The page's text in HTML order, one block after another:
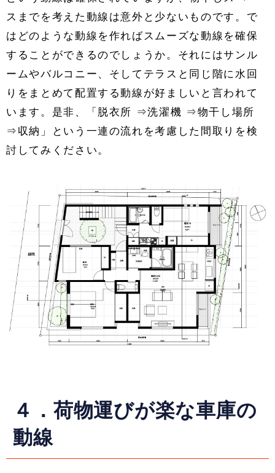
スまでを考えた動線は意外と少ないものです。で
はどのような動線を作ればスムーズな動線を確保
することができるのでしょうか。それにはサンル
ームやバルコニー、そしてテラスと同じ階に水回
りをまとめて配置する動線が好ましいと言われて
います。是非、「脱衣所 ⇒洗濯機 ⇒物干し場所
⇒収納」という一連の流れを考慮した間取りを検
討してみください。
４．荷物運びが楽な車庫の
動線